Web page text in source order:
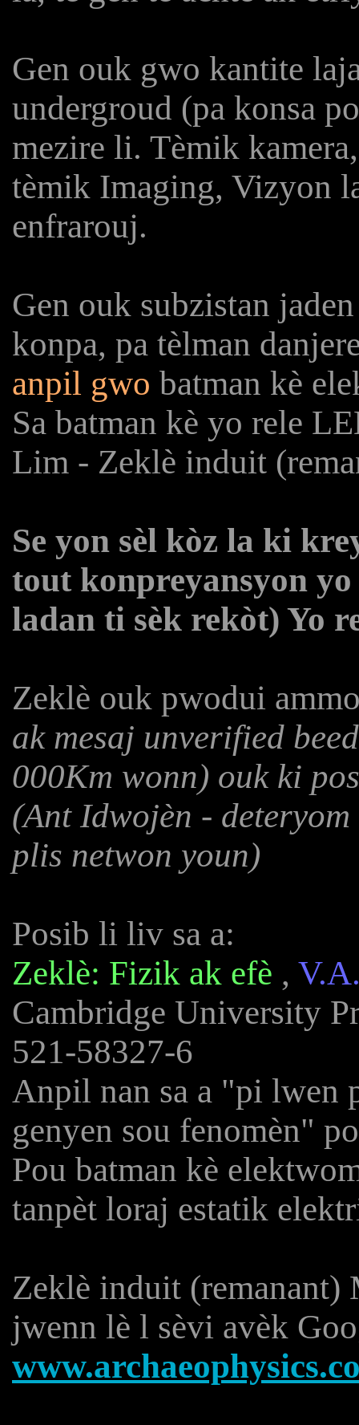
Gen ouk gwo kantite
undergroud (pa konsa
mezire li. Tèmik
tèmik Imaging, Vizyon
enfrarouj.
Gen ouk subzistan
konpa, pa tèlman
anpil gwo batman kè
Sa batman kè yo rele
Lim - Zeklè induit
Se yon sèl kòz la ki
tout konpreyansyon
ladan ti sèk rekòt) Yo
Zeklè ouk pwodui
ak mesaj unverified
000Km wonn) ouk ki
(Ant Idwojèn -
plis netwon youn)
Posib li liv sa a:
Zeklè: Fizik ak efè ,
Cambridge University
521-58327-6
Anpil nan sa a "pi lwen
genyen sou fenomèn"
Pou batman kè
tanpèt loraj estatik
Zeklè induit
jwenn lè l sèvi avèk